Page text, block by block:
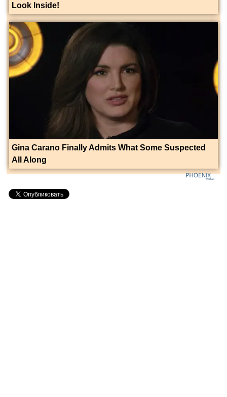
Look Inside!
Gina Carano Finally Admits What Some Suspected
All Along